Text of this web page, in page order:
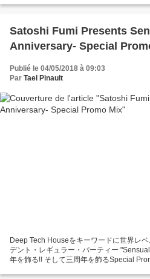
Satoshi Fumi Presents
Anniversary- Special
Publié le 04/05/2018 à 09:03
Par Tael Pinault
Deep Tech Houseをキーワードに世界レ
デント・レギュラー・パーティー
年を飾る!! そして三周年を飾るSpecial